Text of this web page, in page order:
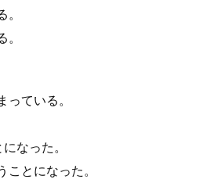
ている。
なった。
とになった。